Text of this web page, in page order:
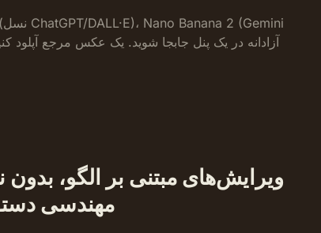
ویرایش‌های مبتنی بر الگو، بدون
مهندسی